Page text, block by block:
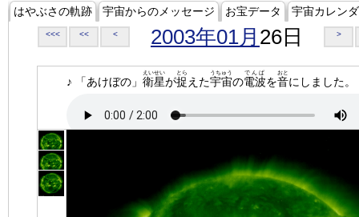
はやぶさの軌跡 宇宙からのメッセージ お宝データ 宇宙カレン
<<< << < 2003年01月 26日 >
♪ 「あけぼの」 衛星
えいせい
が捉
とら
えた宇宙
うちゅう
の電波
でんぱ
を音
おと
にしました。